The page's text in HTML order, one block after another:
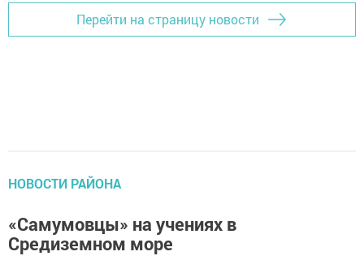
Перейти на страницу новости
НОВОСТИ РАЙОНА
«Самумовцы» на учениях в
Средиземном море